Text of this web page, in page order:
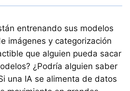
entrenando sus modelos
imágenes y categorización
que alguien pueda sacar
¿Podría alguien saber
una IA se alimenta de datos